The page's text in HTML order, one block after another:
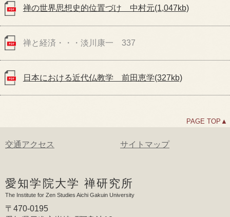
禅の世界思想史的位置づけ 中村元(1,047kb)
禅と経済・・・淡川康一 337
日本における近代仏教学 前田恵学(327kb)
PAGE TOP▲
交通アクセス サイトマップ
愛知学院大学 禅研究所
The Institute for Zen Studies Aichi Gakuin University
〒470-0195